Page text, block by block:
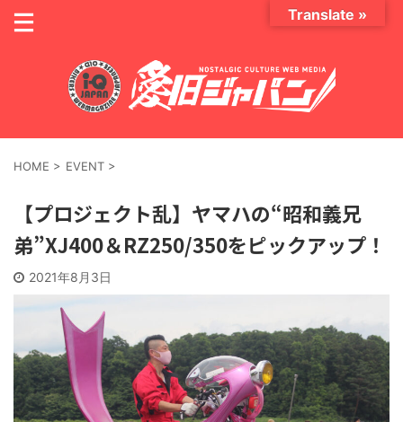
HOME > EVENT >
【プロジェクト乱】ヤマハの“昭和義兄
弟”XJ400＆RZ250/350をピックアップ！
2021年8月3日
Translate »